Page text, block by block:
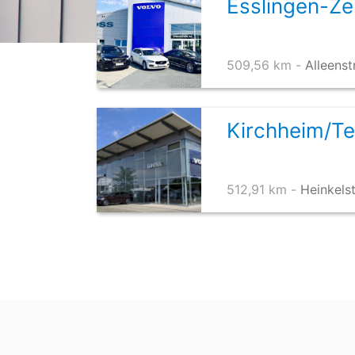
Esslingen-
509,56 km -
Kirchheim/
512,91 km -